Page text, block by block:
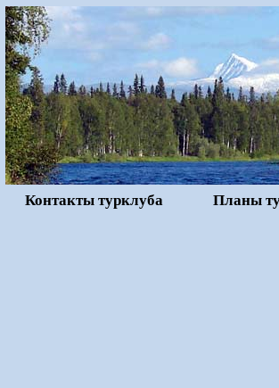
Контакты турклуба Планы